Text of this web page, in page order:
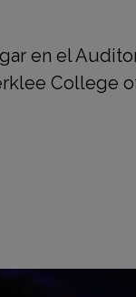
en el
College